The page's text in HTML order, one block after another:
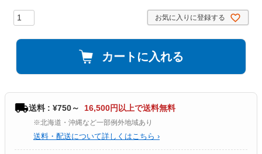
お気に入りに登録する
カートに入れる
送料 : ¥750～ 16,500円以上で送料無料
※北海道・沖縄など一部例外地域あり
送料・配送について詳しくはこちら ›